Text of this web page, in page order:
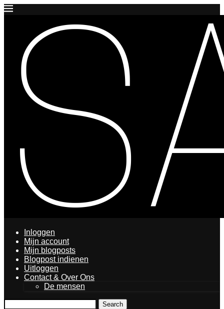
Inloggen
Mijn account
Mijn blogposts
Blogpost indienen
Uitloggen
Contact & Over Ons
De mensen
Search